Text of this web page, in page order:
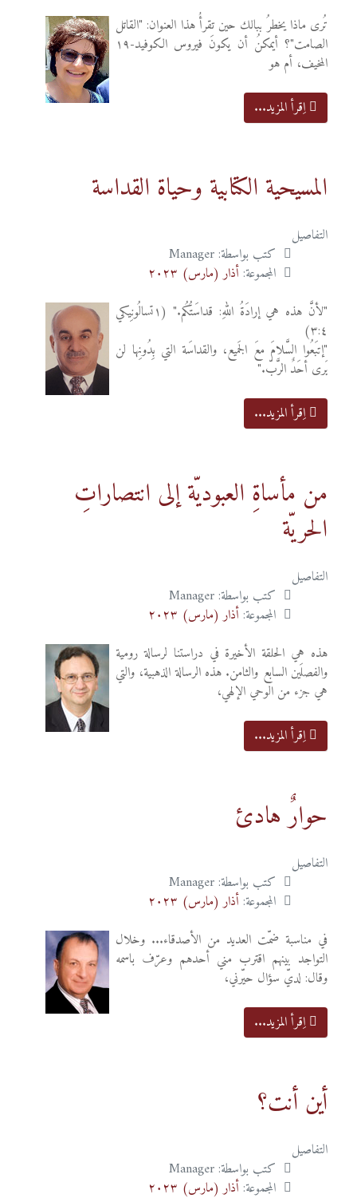
تُرى ماذا يخطرُ ببالك حين تقرأُ هذا العنوان: "القاتل
الصامت"؟ أيمكنُ أن يكونَ فيروس الكوفيد-١٩
المخيف، أم هو
اِقرأ المزيد...
المسيحية الكتابية وحياة القداسة
التفاصيل
كتب بواسطة: Manager
المجموعة: أذار (مارس) ٢٠٢٣
"لأنَّ هذه هي إرادَةُ اللهِ: قداسَتُكُم." (١تسالُونِيكي
٣:٤)
"إتبَعُوا السَّلامَ معَ الجَميع، والقداسَة التي بِدُونِها لن
يَرى أحَدٌ الرَّبّ."
اِقرأ المزيد...
من مأساةِ العبوديّة إلى انتصاراتِ
الحريّة
التفاصيل
كتب بواسطة: Manager
المجموعة: أذار (مارس) ٢٠٢٣
هذه هي الحلقة الأخيرة في دراستنا لرسالة رومية
والفصلَين السابع والثامن. هذه الرسالة الذهبية، والتي
هي جزء من الوحي الإلهي،
اِقرأ المزيد...
حوارٌ هادئ
التفاصيل
كتب بواسطة: Manager
المجموعة: أذار (مارس) ٢٠٢٣
في مناسبة ضمّت العديد من الأصدقاء... وخلال
التواجد بينهم اقترب مني أحدهم وعرّف باسمه
وقال: لديّ سؤال حيّرني،
اِقرأ المزيد...
أين أنت؟
التفاصيل
كتب بواسطة: Manager
المجموعة: أذار (مارس) ٢٠٢٣